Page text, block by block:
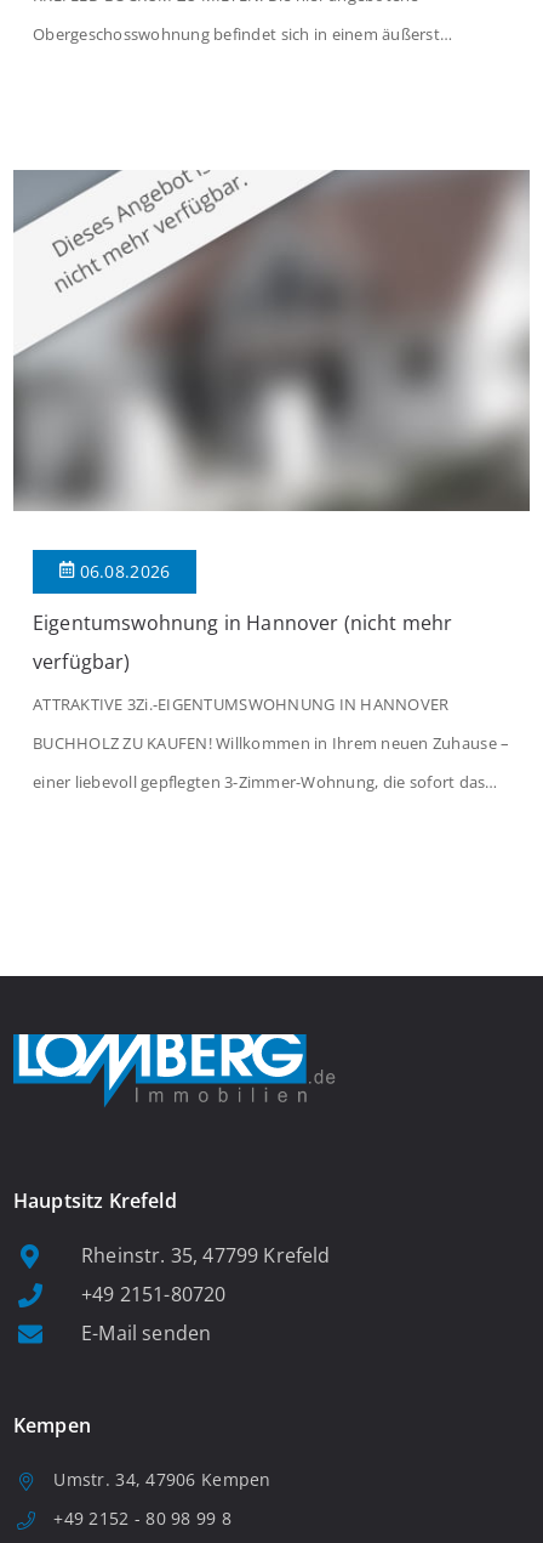
Obergeschosswohnung befindet sich in einem äußerst
großzügige Räume und eine hochwertige Ausstattung, die
modernen Wohnkomfort mit einem stilvollen Ambiente
verbindet. Der […]
06.08.2026
Eigentumswohnung in Hannover (nicht mehr
verfügbar)
ATTRAKTIVE 3Zi.-EIGENTUMSWOHNUNG IN HANNOVER
BUCHHOLZ ZU KAUFEN! Willkommen in Ihrem neuen Zuhause –
einer liebevoll gepflegten 3-Zimmer-Wohnung, die sofort das
Hauptsitz Krefeld
Rheinstr. 35, 47799 Krefeld
+49 2151-80720
E-Mail senden
Kempen
Umstr. 34, 47906 Kempen
+49 2152 - 80 98 99 8